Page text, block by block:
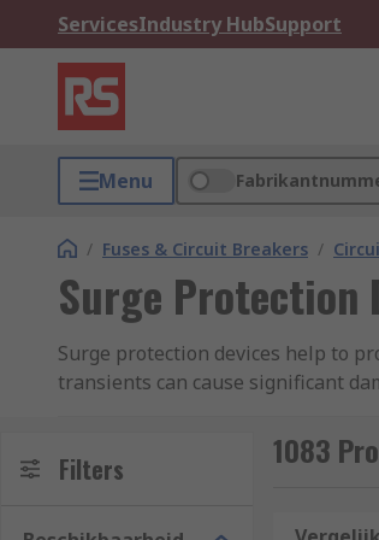
ServicesIndustry HubSupport
Menu
/ Fuses & Circuit Breakers /
Surge Protection
Surge protection devices help to
transients can cause significant
What are surge protection
Surge protection devices involve
Filters 1083